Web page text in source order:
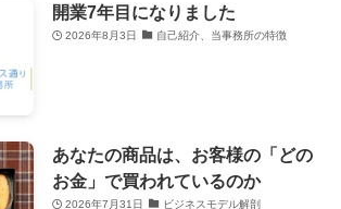
開業7年目になりました
2026年8月3日 自己紹介、当事務所の特徴
あなたの商品は、お客様の「どの
お金」で買われているのか
2026年7月31日 ビジネスモデル解剖